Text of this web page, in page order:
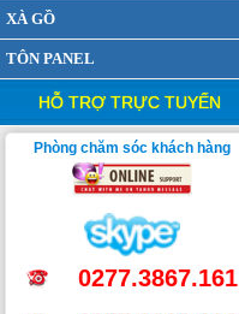
XÀ GỒ
TÔN PANEL
HỖ TRỢ TRỰC TUYẾN
Phòng chăm sóc khách hàng
0277.3867.161